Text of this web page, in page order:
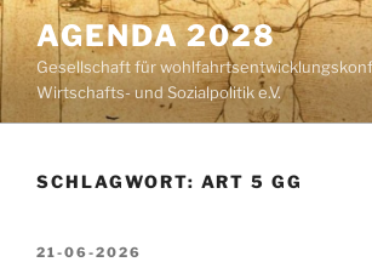
Zum
Inhalt
springen
AGENDA 2028
Gesellschaft für
Wirtschafts- und Sozialpolitik e.V.
SCHLAGWORT: ART 5 GG
VERÖFFENTLICHT
21-06-2026